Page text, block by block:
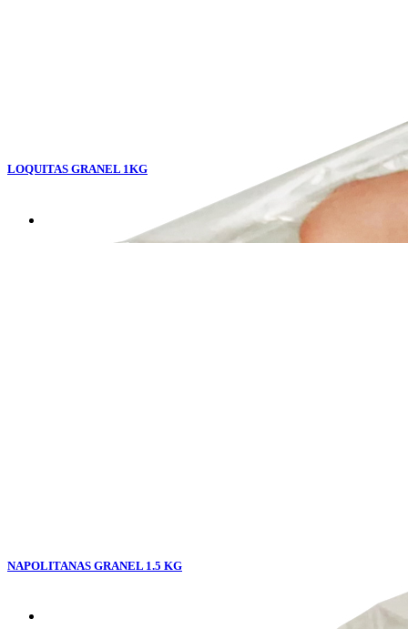
LOQUITAS GRANEL 1KG
NAPOLITANAS GRANEL 1.5 KG